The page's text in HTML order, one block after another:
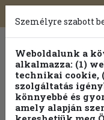
Toggle
navigation
Válogasson több
Személyre szabott
Weboldalunk a
alkalmazza: (1)
technikai cookie,
szolgáltatás
könnyebbé és
amely alapján